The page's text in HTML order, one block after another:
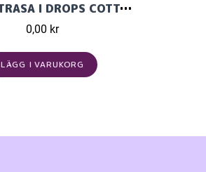
VIRKAD TRASA I DROPS COTTON LIGHT
0,00 kr
LÄGG I VARUKORG